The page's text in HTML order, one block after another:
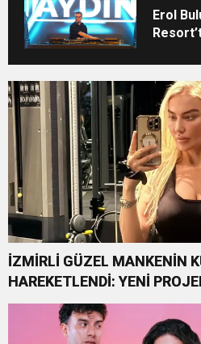
Erol
İZMİRLİ GÜZEL MANKENİN
HAREKETLENDİ: YENİ